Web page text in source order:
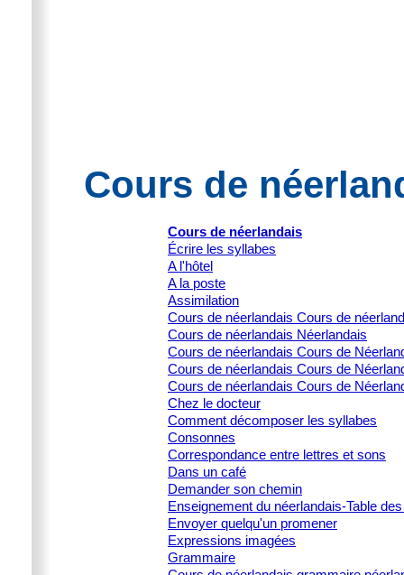
Cours de
Cours de néerlandais
Écrire les syllabes
A l'hôtel
A la poste
Assimilation
Cours de néerlandais Cours de
Cours de néerlandais Néerlandais
Cours de néerlandais Cours de
Cours de néerlandais Cours de
Cours de néerlandais Cours de
Chez le docteur
Comment décomposer les syllabes
Consonnes
Correspondance entre lettres et sons
Dans un café
Demander son chemin
Enseignement du néerlandais-Table
Envoyer quelqu'un promener
Expressions imagées
Grammaire